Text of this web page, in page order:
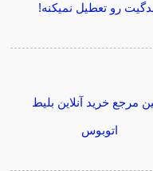
رو تعطیل نمیکنه!
مرجع خرید آنلاین بلیط
اتوبوس